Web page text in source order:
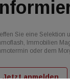
Sie eine Selektion
Immobilien
oder dem
Jetzt anmelden